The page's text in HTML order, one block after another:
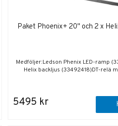
Paket Phoenix+ 20" och 2 x
Medföljer:Ledson Phenix LED-ramp
Helix backljus (33492418)DT-relä
5495 kr